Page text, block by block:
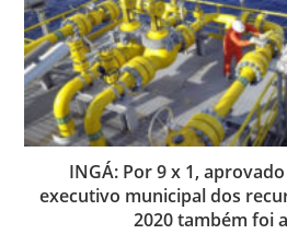
INGÁ: Por 9 x 1,
executivo municipal dos
2020 também foi